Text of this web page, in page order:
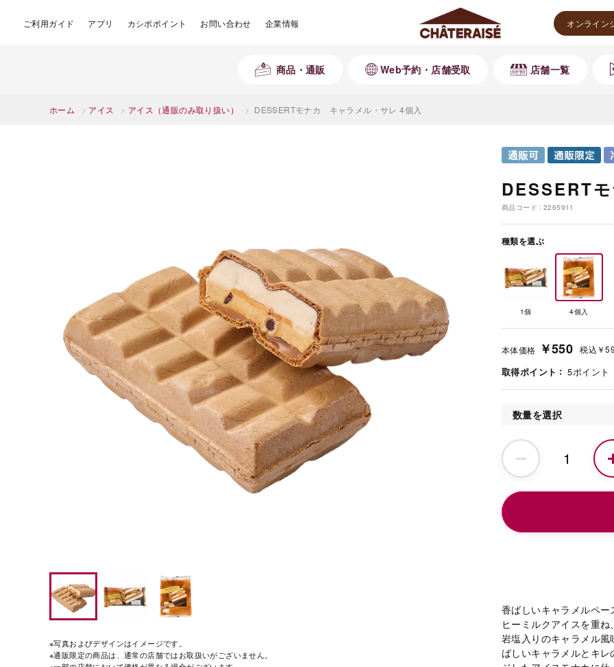
ご利用ガイド アプリ カシポポイント お問い合わせ 企業情報 オンライン
商品・通販 Web予約・店舗受取 店舗一覧
ホーム > アイス > アイス（通販のみ取り扱い） > DESSERTモナカ キャラメル・サレ 4個入
※写真およびデザインはイメージです。
※通販限定の商品は、通常の店舗ではお取扱いがございません。
DESSERT
商品コード 2265911
種類を選ぶ
1個 4個入
本体価格 ￥550 税込 ￥
取得ポイント 5ポイント
数量を選択
香ばしいキャラメルペ
ヒーミルクアイスを重
岩塩入りのキャラメル
ばしいキャラメルとキ